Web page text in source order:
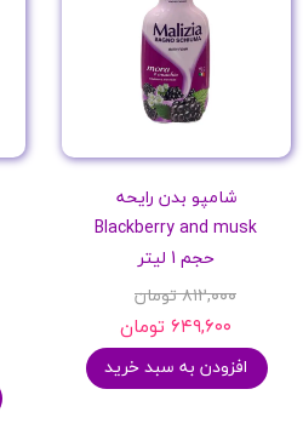
شامپو بدن رایحه
Blackberry and musk
حجم 1 لیتر
۸۱۲,۰۰۰ تومان
۶۴۹,۶۰۰ تومان
افزودن به سبد خرید